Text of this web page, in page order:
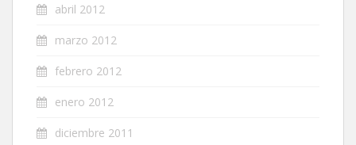
abril 2012
marzo 2012
febrero 2012
enero 2012
diciembre 2011